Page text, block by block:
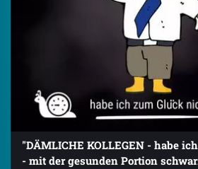
"DÄMLICHE KOLLEGEN - habe
- mit der gesunden Portion